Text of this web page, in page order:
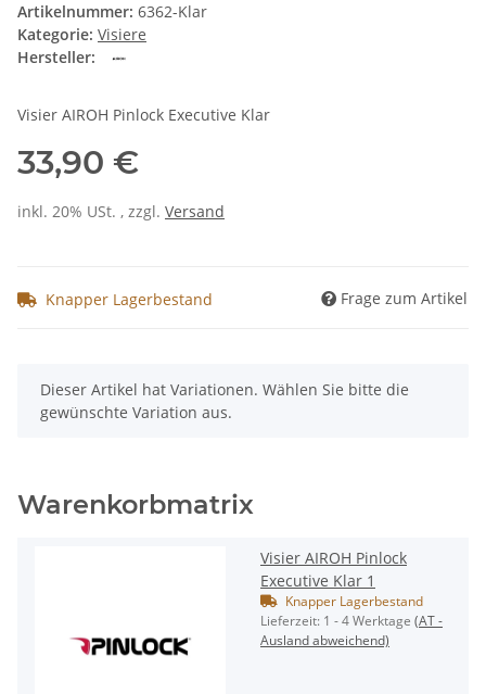
Artikelnummer: 6362-Klar
Kategorie: Visiere
Hersteller:
Visier AIROH Pinlock Executive Klar
33,90 €
inkl. 20% USt. , zzgl. Versand
Knapper Lagerbestand Frage zum Artikel
x
Dieser Artikel hat Variationen. Wählen Sie bitte die
gewünschte Variation aus.
Warenkorbmatrix
Visier AIROH Pinlock
Executive Klar 1
Knapper Lagerbestand
Lieferzeit: 1 - 4 Werktage (AT -
Ausland abweichend)